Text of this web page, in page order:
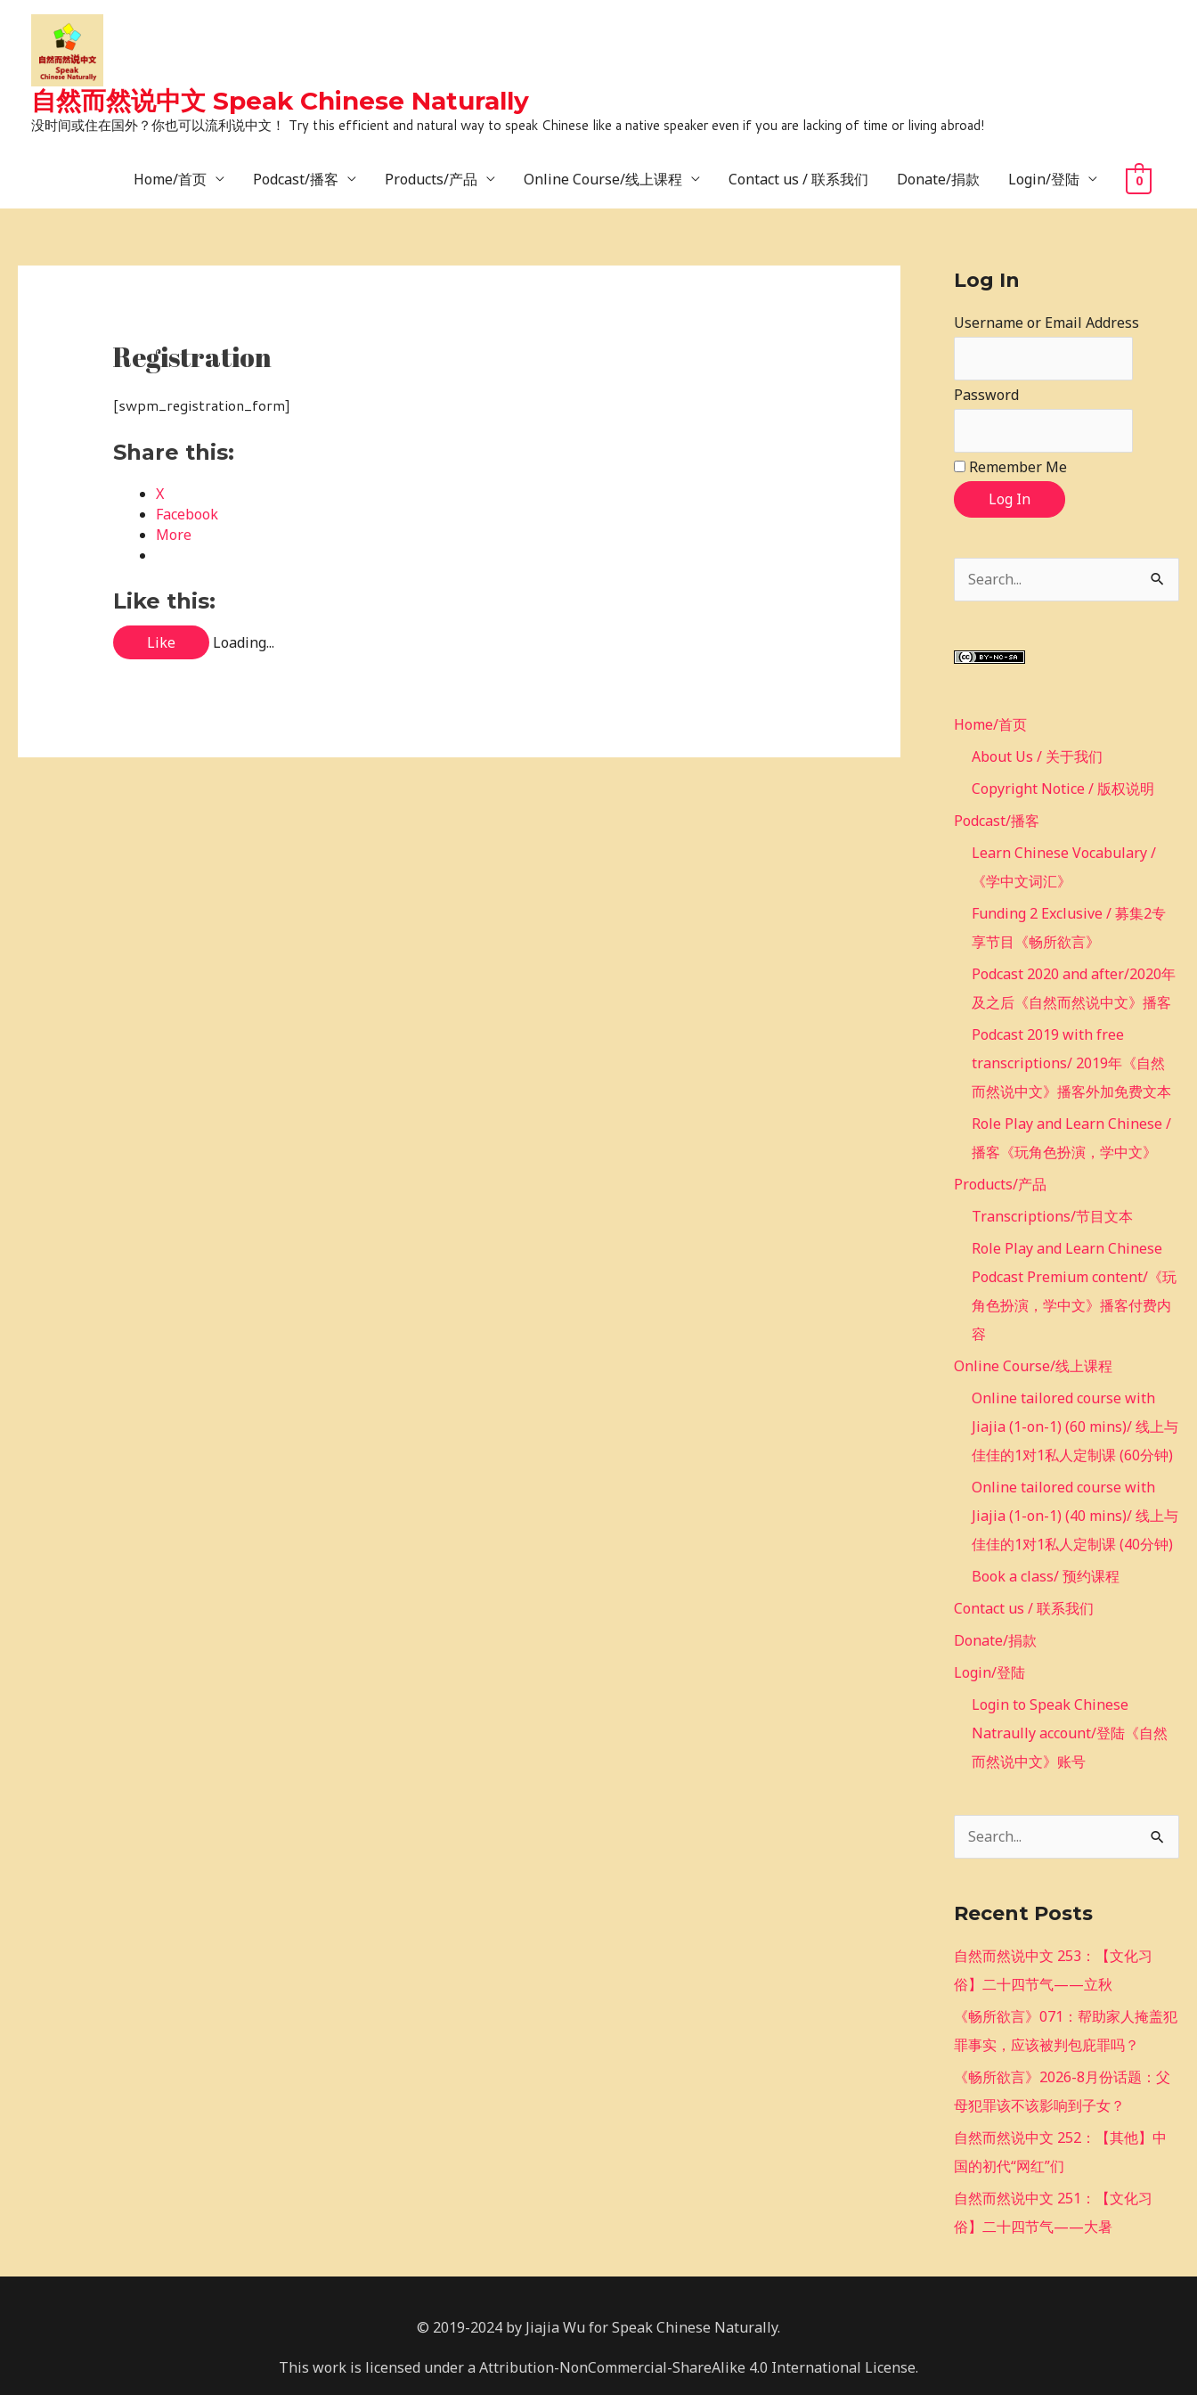
自然而然说中文 Speak Chinese Naturally
没时间或住在国外？你也可以流利说中文！ Try this efficient and natural way to speak Chinese like a native speaker even if you are lacking of time or living abroad!
Home/首页 Podcast/播客 Products/产品 Online Course/线上课程 Contact us / 联系我们 Donate/捐款 Login/登陆 0
Registration
[swpm_registration_form]
Share this:
X
Facebook
More
Like this:
Like Loading...
Log In
Username or Email Address
Password
Remember Me
Log In
r
h
r
Home/首页
About Us / 关于我们
Copyright Notice / 版权说明
Podcast/播客
Learn Chinese Vocabulary /
《学中文词汇》
Funding 2 Exclusive / 募集2专
享节目《畅所欲言》
Podcast 2020 and after/2020年
及之后《自然而然说中文》播客
Podcast 2019 with free
transcriptions/ 2019年《自然
而然说中文》播客外加免费文本
Role Play and Learn Chinese /
播客《玩角色扮演，学中文》
Products/产品
Transcriptions/节目文本
Role Play and Learn Chinese
Podcast Premium content/《玩
角色扮演，学中文》播客付费内
容
Online Course/线上课程
Online tailored course with
Jiajia (1-on-1) (60 mins)/ 线上与
佳佳的1对1私人定制课 (60分钟)
Online tailored course with
Jiajia (1-on-1) (40 mins)/ 线上与
佳佳的1对1私人定制课 (40分钟)
Book a class/ 预约课程
Contact us / 联系我们
Donate/捐款
Login/登陆
Login to Speak Chinese
Natraully account/登陆《自然
而然说中文》账号
r
c
h
o
Recent Posts
自然而然说中文 253：【文化习
俗】二十四节气——立秋
《畅所欲言》071：帮助家人掩盖犯
罪事实，应该被判包庇罪吗？
《畅所欲言》2026-8月份话题：父
母犯罪该不该影响到子女？
自然而然说中文 252：【其他】中
国的初代“网红”们
自然而然说中文 251：【文化习
俗】二十四节气——大暑
© 2019-2024 by Jiajia Wu for Speak Chinese Naturally.
This work is licensed under a Attribution-NonCommercial-ShareAlike 4.0 International License.